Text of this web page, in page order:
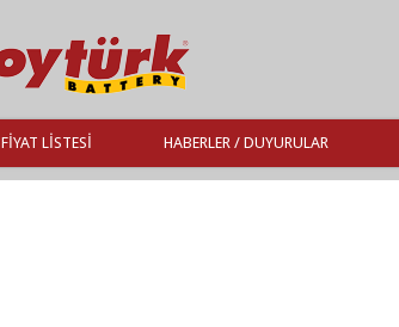
FIYAT LISTESI HABERLER / DUYURULAR